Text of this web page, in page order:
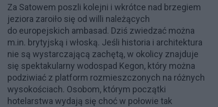
Za Satowem poszli kolejni i wkrótce nad brzegiem
jeziora zaroiło się od willi należących
do europejskich ambasad. Dziś zwiedzać można
m.in. brytyjską i włoską. Jeśli historia i architektura
nie są wystarczającą zachętą, w okolicy znajduje
się spektakularny wodospad Kegon, który można
podziwiać z platform rozmieszczonych na różnych
wysokościach. Osobom, którym początki
hotelarstwa wydają się choć w połowie tak